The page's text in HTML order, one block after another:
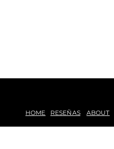
HOME RESEÑAS ABOUT